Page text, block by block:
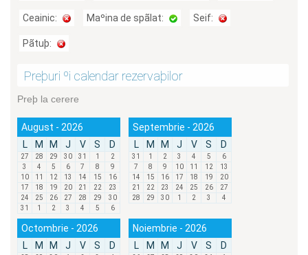
Ceainic: Maºina de spãlat: Seif:
Pãtuþ:
Preþuri ºi calendar rezervaþilor
Preþ la cerere
August - 2026
L
M M J V S D
27 28 29 30 31 1
2
3
4 5 6 7 8
9
10
11 12 13 14 15
16
17
18 19 20 21 22
23
24
25 26 27 28 29
30
31
1 2 3 4 5 6
Septembrie - 2026
L
M M J V S D
31 1 2 3 4 5
6
7
8 9 10 11 12
13
14
15 16 17 18 19
20
21
22 23 24 25 26
27
28
29 30 1 2 3 4
Octombrie - 2026
L
M M J V S D
Noiembrie - 2026
L
M M J V S D